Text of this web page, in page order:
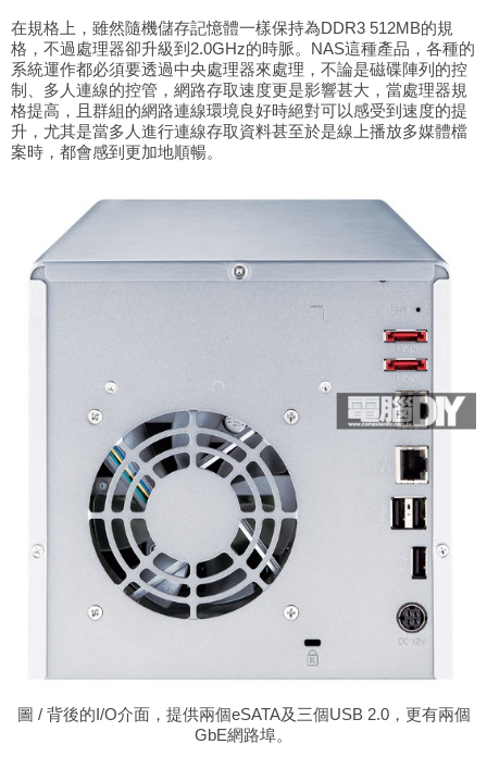
在規格上，雖然隨機儲存記憶體一樣保持為DDR3 512MB的規
格，不過處理器卻升級到2.0GHz的時脈。NAS這種產品，各種的
系統運作都必須要透過中央處理器來處理，不論是磁碟陣列的控
制、多人連線的控管，網路存取速度更是影響甚大，當處理器規
格提高，且群組的網路連線環境良好時絕對可以感受到速度的提
升，尤其是當多人進行連線存取資料甚至於是線上播放多媒體檔
案時，都會感到更加地順暢。
圖 / 背後的I/O介面，提供兩個eSATA及三個USB 2.0，更有兩個
GbE網路埠。